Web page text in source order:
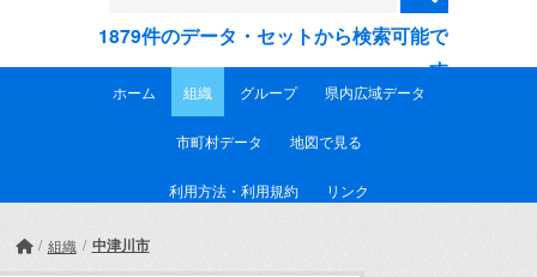
1879件のデータ・セットから検索可能で
す
ホーム 組織 グループ 県内広域データ
市町村データ 地図で見る
利用方法・利用規約 リンク
組織 中津川市